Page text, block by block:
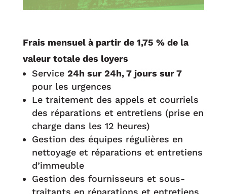
Frais mensuel à partir de 1,75 % de la
valeur totale des loyers
Service 24h sur 24h, 7 jours sur 7
pour les urgences
Le traitement des appels et courriels
des réparations et entretiens (prise en
charge dans les 12 heures)
Gestion des équipes régulières en
nettoyage et réparations et entretiens
d’immeuble
Gestion des fournisseurs et sous-
traitants en réparations et entretiens